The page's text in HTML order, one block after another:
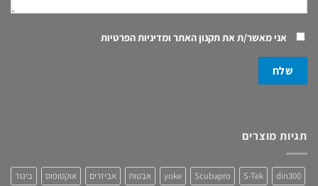
אני מאשר/ת אתתקנון האתר ומדיניות הפרטיות
תגיות מוצרים
din300
S-Tek
Scubapro
yoke אבטוח אביזרים אוקטופוס
ביגוד